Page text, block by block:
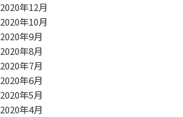
2020年12月
2020年10月
2020年9月
2020年8月
2020年7月
2020年6月
2020年5月
2020年4月